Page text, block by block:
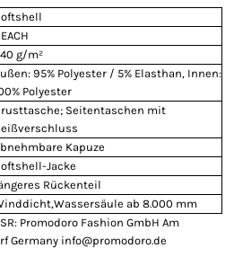
g/m²
95% Polyester / 5% Elasthan, Innen:
Polyester
Seitentaschen mit
Kapuze
Jacke
Rückenteil
ab 8.000 mm
Promodoro Fashion GmbH Am
Germany info@promodoro.de